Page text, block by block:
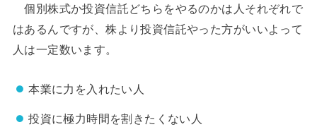
個別株式か投資信託どちらをやるのかは人それぞれで
はあるんですが、株より投資信託やった方がいいよって
人は一定数います。
本業に力を入れたい人
投資に極力時間を割きたくない人